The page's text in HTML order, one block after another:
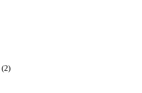
(2)